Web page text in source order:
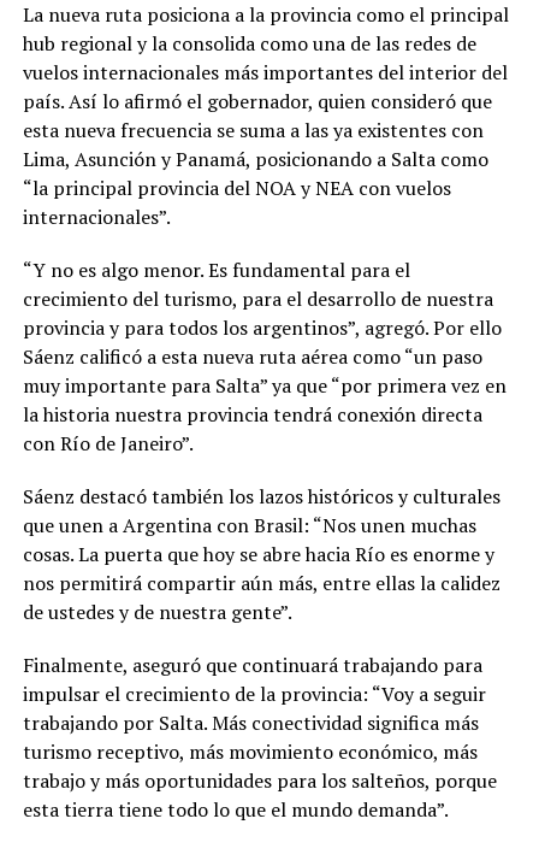
La nueva ruta posiciona a la provincia como el principal
hub regional y la consolida como una de las redes de
vuelos internacionales más importantes del interior del
país. Así lo afirmó el gobernador, quien consideró que
esta nueva frecuencia se suma a las ya existentes con
Lima, Asunción y Panamá, posicionando a Salta como
“la principal provincia del NOA y NEA con vuelos
internacionales”.
“Y no es algo menor. Es fundamental para el
crecimiento del turismo, para el desarrollo de nuestra
provincia y para todos los argentinos”, agregó. Por ello
Sáenz calificó a esta nueva ruta aérea como “un paso
muy importante para Salta” ya que “por primera vez en
la historia nuestra provincia tendrá conexión directa
con Río de Janeiro”.
Sáenz destacó también los lazos históricos y culturales
que unen a Argentina con Brasil: “Nos unen muchas
cosas. La puerta que hoy se abre hacia Río es enorme y
nos permitirá compartir aún más, entre ellas la calidez
de ustedes y de nuestra gente”.
Finalmente, aseguró que continuará trabajando para
impulsar el crecimiento de la provincia: “Voy a seguir
trabajando por Salta. Más conectividad significa más
turismo receptivo, más movimiento económico, más
trabajo y más oportunidades para los salteños, porque
esta tierra tiene todo lo que el mundo demanda”.